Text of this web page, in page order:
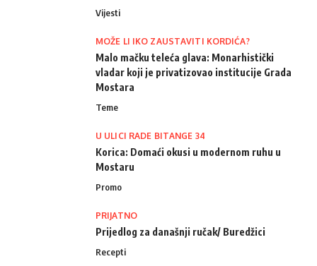
Vijesti
MOŽE LI IKO ZAUSTAVITI KORDIĆA?
Malo mačku teleća glava: Monarhistički
vladar koji je privatizovao institucije Grada
Mostara
Teme
U ULICI RADE BITANGE 34
Korica: Domaći okusi u modernom ruhu u
Mostaru
Promo
PRIJATNO
Prijedlog za današnji ručak/ Buredžici
Recepti